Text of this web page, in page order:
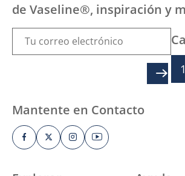
de Vaseline®, inspiración y
Mantente en Contacto